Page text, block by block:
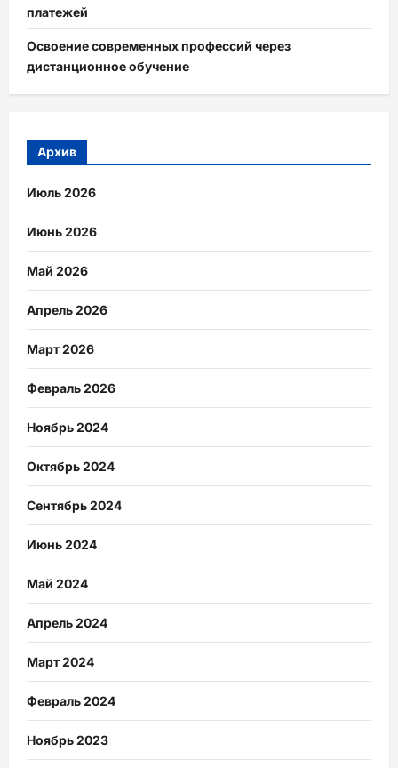
платежей
Освоение современных профессий через
дистанционное обучение
Архив
Июль 2026
Июнь 2026
Май 2026
Апрель 2026
Март 2026
Февраль 2026
Ноябрь 2024
Октябрь 2024
Сентябрь 2024
Июнь 2024
Май 2024
Апрель 2024
Март 2024
Февраль 2024
Ноябрь 2023